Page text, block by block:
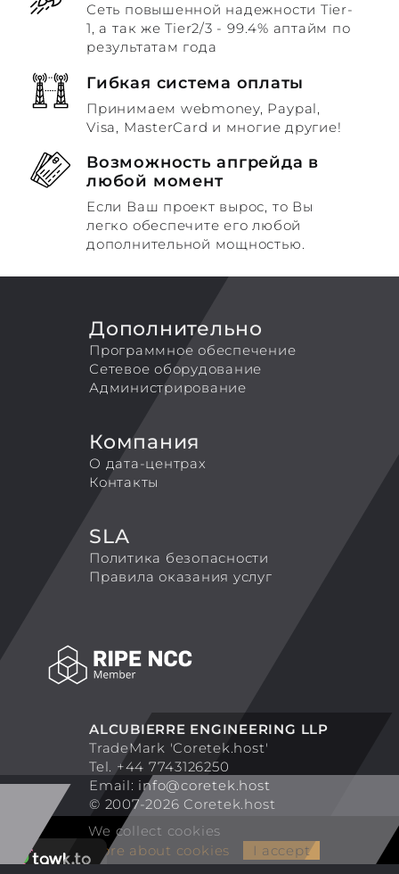
Сеть повышенной надежности Tier-
1, а так же Tier2/3 - 99.4% аптайм по
результатам года
Гибкая система оплаты
Принимаем webmoney, Paypal,
Visa, MasterCard и многие другие!
Возможность апгрейда в
любой момент
Если Ваш проект вырос, то Вы
легко обеспечите его любой
дополнительной мощностью.
ALCUBIERRE ENGINEERING LLP
TradeMark 'Coretek.host'
Tel. +44 7743126250
Email: info@coretek.host
© 2007-2026 Coretek.host
Дополнительно
Программное обеспечение
Сетевое оборудование
Администрирование
Компания
О дата-центрах
Контакты
SLA
Политика безопасности
Правила оказания услуг
We collect cookies
More about cookies
I accept